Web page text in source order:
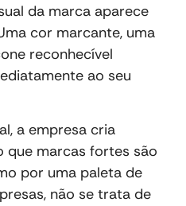
da marca aparece
cor marcante, uma
reconhecível
ao seu
a empresa cria
que marcas fortes são
por uma paleta de
não se trata de